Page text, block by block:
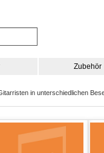
Zubehör
in unterschiedlichen